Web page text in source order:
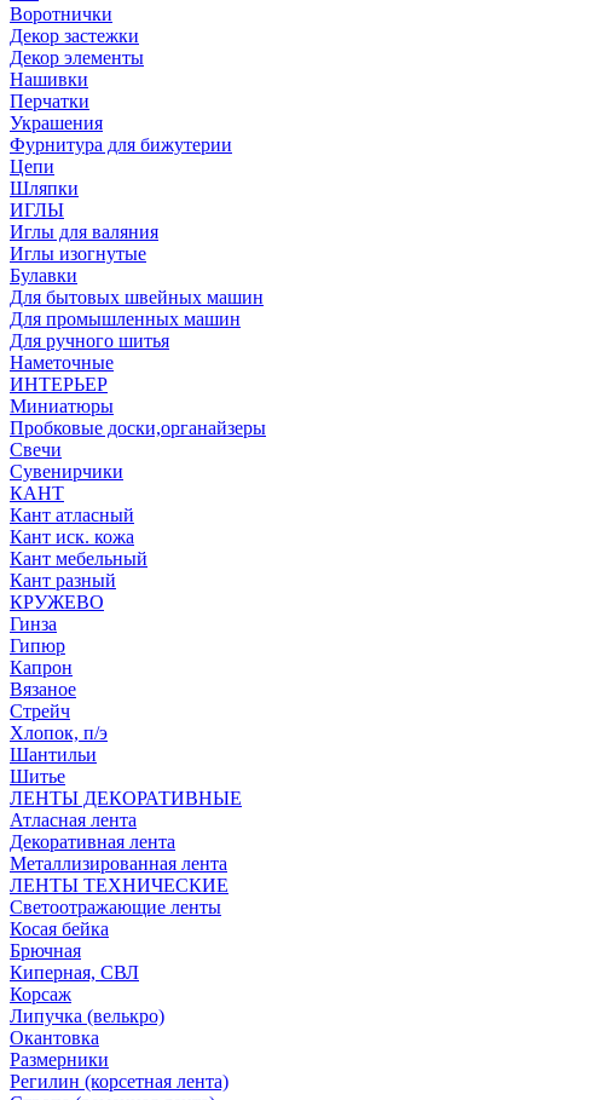
Воротнички
Декор застежки
Декор элементы
Нашивки
Перчатки
Украшения
Фурнитура для бижутерии
Цепи
Шляпки
ИГЛЫ
Иглы для валяния
Иглы изогнутые
Булавки
Для бытовых швейных машин
Для промышленных машин
Для ручного шитья
Наметочные
ИНТЕРЬЕР
Миниатюры
Пробковые доски,органайзеры
Свечи
Сувенирчики
КАНТ
Кант атласный
Кант иск. кожа
Кант мебельный
Кант разный
КРУЖЕВО
Гинза
Гипюр
Капрон
Вязаное
Стрейч
Хлопок, п/э
Шантильи
Шитье
ЛЕНТЫ ДЕКОРАТИВНЫЕ
Атласная лента
Декоративная лента
Металлизированная лента
ЛЕНТЫ ТЕХНИЧЕСКИЕ
Светоотражающие ленты
Косая бейка
Брючная
Киперная, СВЛ
Корсаж
Липучка (велькро)
Окантовка
Размерники
Регилин (корсетная лента)